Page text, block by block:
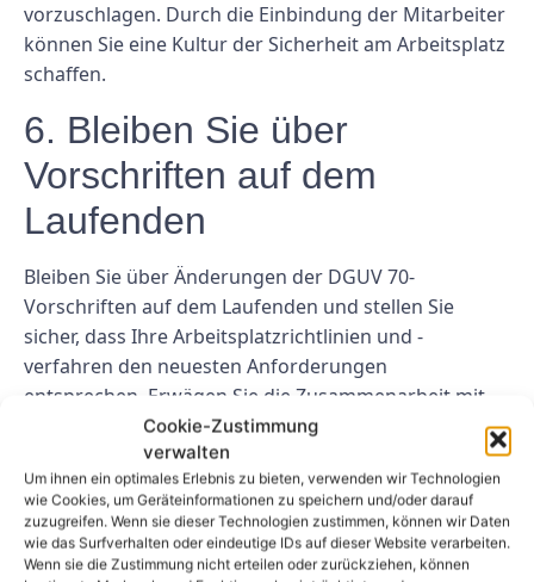
Cookie-Zustimmung
verwalten
Um ihnen ein optimales Erlebnis zu bieten, verwenden wir Technologien
wie Cookies, um Geräteinformationen zu speichern und/oder darauf
zuzugreifen. Wenn sie dieser Technologien zustimmen, können wir Daten
wie das Surfverhalten oder eindeutige IDs auf dieser Website verarbeiten.
Wenn sie die Zustimmung nicht erteilen oder zurückziehen, können
vorzuschlagen. Durch die Einbindung der Mitarbeiter
können Sie eine Kultur der Sicherheit am Arbeitsplatz
schaffen.
6. Bleiben Sie über
Vorschriften auf dem
Laufenden
Bleiben Sie über Änderungen der DGUV 70-
Vorschriften auf dem Laufenden und stellen Sie
sicher, dass Ihre Arbeitsplatzrichtlinien und -
verfahren den neuesten Anforderungen
entsprechen. Erwägen Sie die Zusammenarbeit mit
einem Sicherheitsberater oder die Teilnahme an
Schulungen, um auf dem Laufenden zu bleiben.
7. Führen Sie regelmäßige
Audits durch